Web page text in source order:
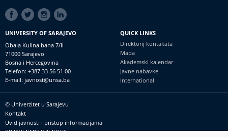
SOCIAL
LINKS
UNIVERSITY OF SARAJEVO
Obala Kulina bana 7/II
71000 Sarajevo
Bosna i Hercegovina
Telefon: +387 33 56 51 00
E-mail: javnost@unsa.ba
QUICK LINKS
Direktorij kontakata
Mapa
Akademski kalendar
Javne nabavke
International
Footer
meni
© Univerzitet u Sarajevu
Kontakt
Uvid javnosti i pristup informacijama
PRIJAVI NEPRAVILNOSTI